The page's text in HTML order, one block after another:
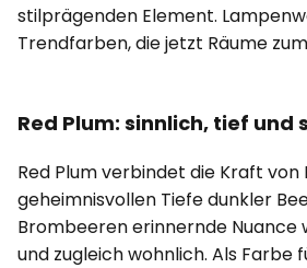
stilprägenden Element.
Trendfarben, die jetzt Räume
Red Plum: sinnlich, tief
Red Plum verbindet die Kraft von
geheimnisvollen Tiefe dunkler
Brombeeren erinnernde Nuance
und zugleich wohnlich. Als Farbe